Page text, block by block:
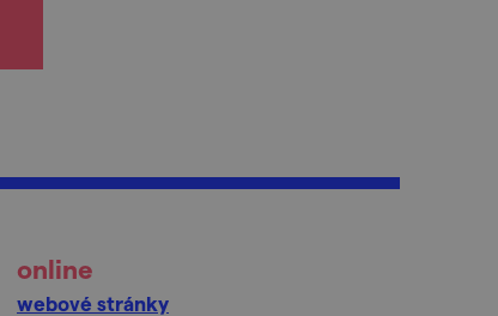
online
webové stránky